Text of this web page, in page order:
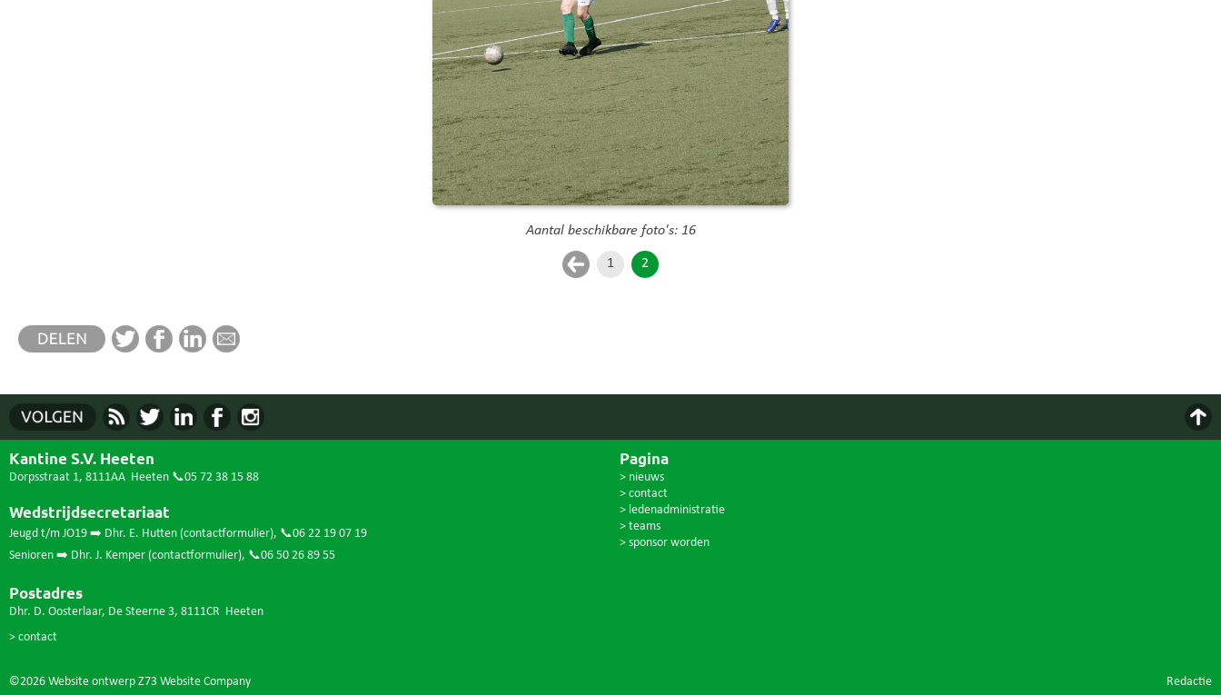
Aantal beschikbare foto's: 16
1 2
Kantine S.V. Heeten
Dorpsstraat 1, 8111AA Heeten 📞05 72 38 15 88
Wedstrijdsecretariaat
Jeugd t/m JO19 ➡️ Dhr. E. Hutten (contactformulier), 📞06 22 19 07 19
Senioren ➡️ Dhr. J. Kemper (contactformulier), 📞06 50 26 89 55
Postadres
Dhr. D. Oosterlaar, De Steerne 3, 8111CR Heeten
> contact
Pagina
> nieuws
> contact
> ledenadministratie
> teams
> sponsor worden
©2026 Website ontwerp Z73 Website Company Redactie